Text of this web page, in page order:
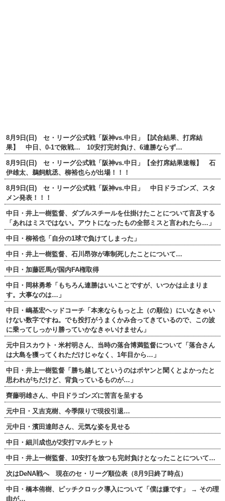
8月9日(日) セ・リーグ公式戦「阪神vs.中日」【試合結果、打席結
果】 中日、0-1で敗戦… 10安打完封負け、6連勝ならず…
8月9日(日) セ・リーグ公式戦「阪神vs.中日」【全打席結果速報】 石
伊雄太、鵜飼航丞、柳裕也らが出場！！！
8月9日(日) セ・リーグ公式戦「阪神vs.中日」 中日ドラゴンズ、スタ
メン発表！！！
中日・井上一樹監督、ダブルスチールを仕掛けたことについて言及する
「あれはミスではない。アウトになったもの全部ミスと言われたら…」
中日・柳裕也「自分の1球で負けてしまった」
中日・井上一樹監督、石川昂弥が牽制死したことについて…
中日・加藤匠馬が国内FA権取得
中日・岡林勇希「もちろん連勝はいいことですが、いつかは止まりま
す。大事なのは…」
中日・嶋基宏ヘッドコーチ「本来ならもっと上（の順位）にいなきゃい
けない数字ですね。でも投打がうまくかみ合ってきているので、この波
に乗ってしっかり勝っていかなきゃいけません」
元中日スカウト・米村明さん、当時の落合博満監督について「落合さん
は大島を獲ってくれただけじゃなく、1年目から…」
中日・井上一樹監督「勝ち越してというのはボヤンと聞くとよかったと
思われがちだけど、背負っているものが…」
齊藤明雄さん、中日ドラゴンズに苦言を呈する
元中日・又吉克樹、今季限りで現役引退…
元中日・濱田達郎さん、元気な姿を見せる
中日・細川成也が2安打マルチヒット
中日・井上一樹監督、10安打を放つも完封負けとなったことについて…
次はDeNA戦へ 現在のセ・リーグ順位表（8月9日終了時点）
中日・橋本侑樹、ピッチクロック導入について「僕は嫌です」 → その理
由が…